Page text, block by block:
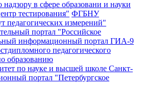
в сфере образовани и науки
тестирования" ФГБНУ
педагогических измерений"
портал "Российское
информационный портал ГИА-9
педагогического
образованию
по науке и высшей школе Санкт-
портал "Петербургское